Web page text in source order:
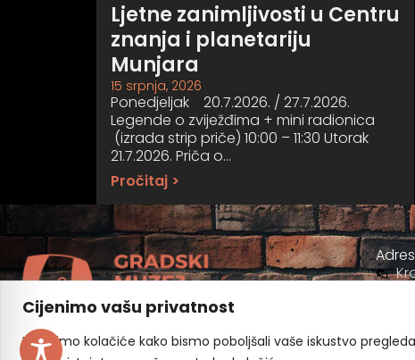
Cijenimo vašu privatnost
Koristimo kolačiće kako bismo poboljšali vaše iskustvo
Ljetne zanimljivosti u Centru
znanja i planetariju
Munjara
15 srpnja, 2026
Ponedjeljak 20.7.2026. / 27.7.2026.
Legende o zviježđima + mini radionica
(izrada strip priče) 10:00 – 11:30 Utorak
21.7.2026. Priča o…
Pročitaj >